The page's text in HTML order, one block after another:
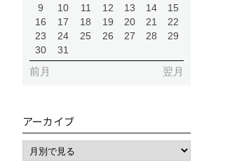
9
10 11 12 13 14
15
16
17 18 19 20 21
22
23
24 25 26 27 28
29
30
31
前月 翌月
アーカイブ